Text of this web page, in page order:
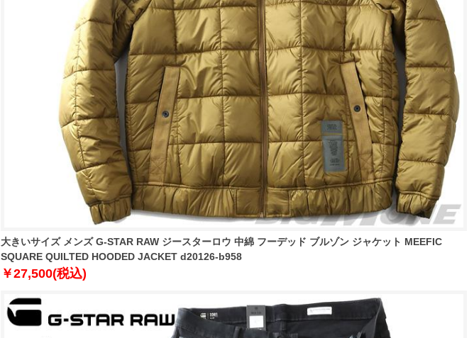
大きいサイズ メンズ G-STAR RAW ジースターロウ 中綿 フーデッド ブルゾン ジャケット MEEFIC
SQUARE QUILTED HOODED JACKET d20126-b958
￥27,500(税込)